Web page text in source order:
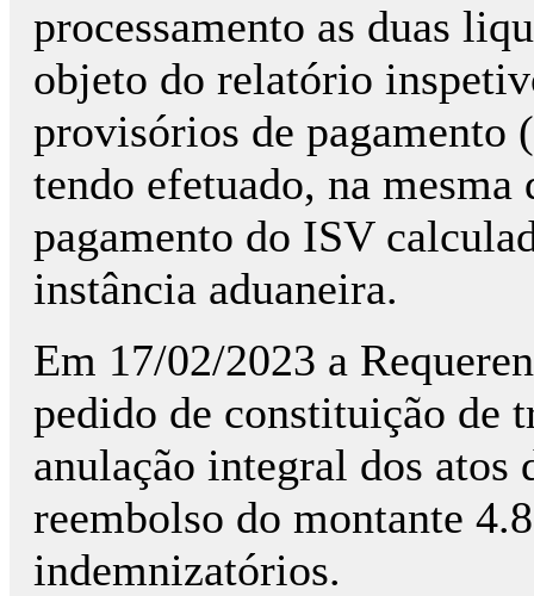
processamento as duas
objeto do relatório
provisórios de pagamento
tendo efetuado, na mesma
pagamento do ISV
instância aduaneira.
Em 17/02/2023 a
pedido de constituição de
anulação integral dos
reembolso do montante
indemnizatórios.